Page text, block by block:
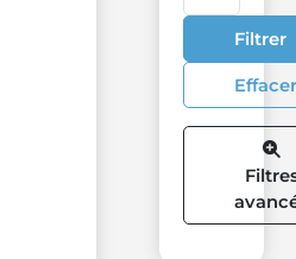
Filtrer
Effacer